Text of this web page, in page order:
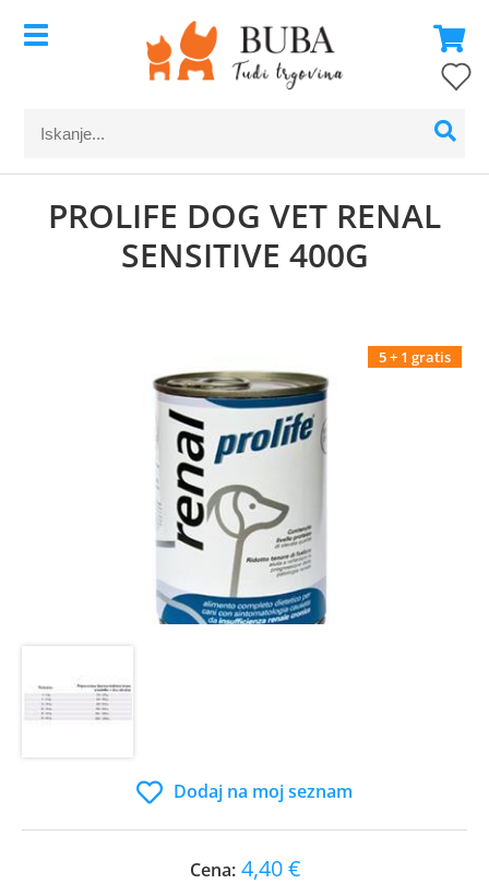
PROLIFE DOG VET RENAL
SENSITIVE 400G
5 + 1 gratis
Dodaj na moj seznam
Cena: 4,40 €